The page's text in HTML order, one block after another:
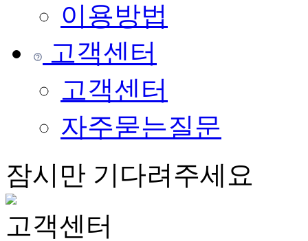
이용방법
고객센터
고객센터
자주묻는질문
잠시만 기다려주세요
고객센터